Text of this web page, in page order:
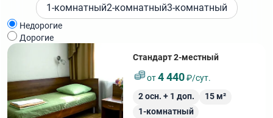
1-комнатный2-комнатный3-комнатный
Недорогие
Дорогие
Стандарт 2-местный
от4 440₽/сут.
2осн. + 1 доп. 15м²
1-комнатный